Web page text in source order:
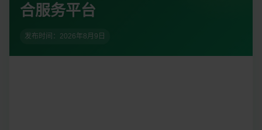
合服务平台
发布时间： 2026年8月9日